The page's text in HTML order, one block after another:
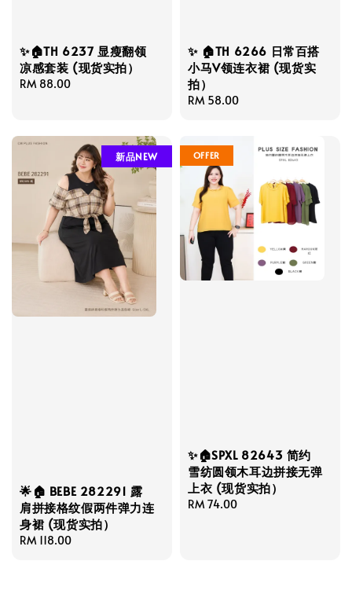
✨🏠TH 6237 显瘦翻领
凉感套装 (现货实拍）
Regular
RM 88.00
✨ 🏠TH 6266 日常百搭
小马V领连衣裙 (现货实
拍）
Regular
RM 58.00
新品NEW
🌟🏠 BEBE 282291 露
肩拼接格纹假两件弹力连
身裙 (现货实拍）
Regular
RM 118.00
OFFER
✨🏠SPXL 82643 简约
雪纺圆领木耳边拼接无弹
上衣 (现货实拍）
Regular
RM 74.00